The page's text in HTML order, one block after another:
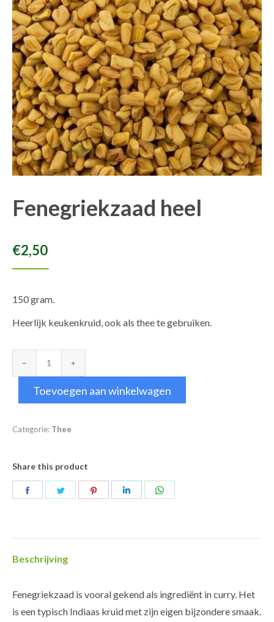
Fenegriekzaad heel
€2,50
150 gram.
Heerlijk keukenkruid, ook als thee te gebruiken.
Fenegriekzaad
heel
aantalToevoegen aan winkelwagen
Categorie: Thee
Share this product
Beschrijving
Fenegriekzaad is vooral gekend als ingrediënt in curry. Het
is een typisch Indiaas kruid met zijn eigen bijzondere smaak.